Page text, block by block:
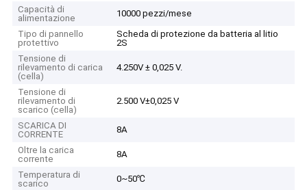
Capacità di
alimentazione
10000 pezzi/mese
Tipo di pannello
protettivo
Scheda di protezione da batteria al litio
2S
Tensione di
rilevamento di carica
(cella)
4.250V ± 0,025 V.
Tensione di
rilevamento di
scarico (cella)
2.500 V±0,025 V
SCARICA DI
CORRENTE
8A
Oltre la carica
corrente
8A
Temperatura di
scarico
0~50℃